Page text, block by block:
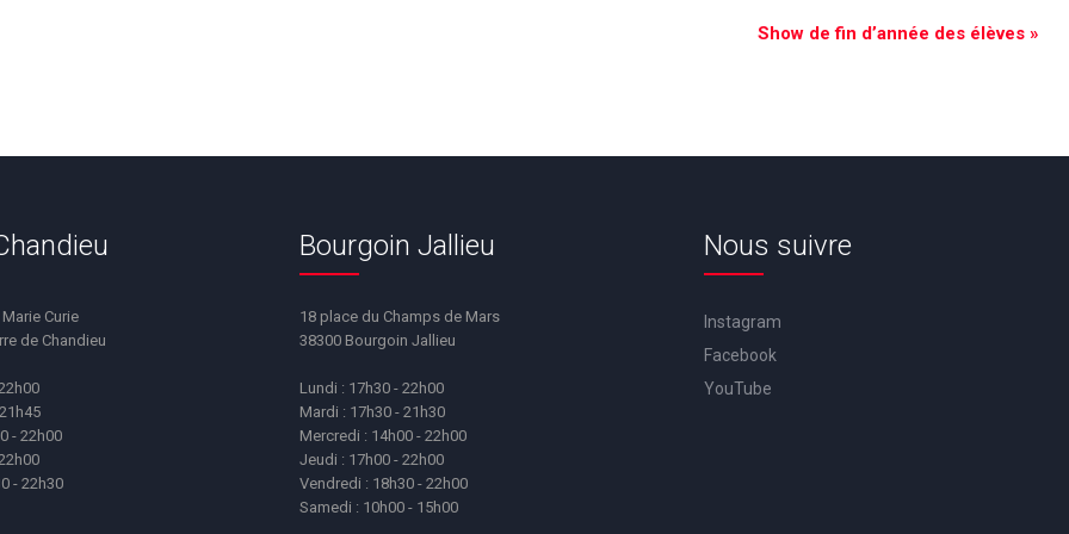
Show de fin d’année des élèves »
Curie
de Chandieu
- 22h00
- 22h30
Bourgoin Jallieu
18 place du Champs de Mars
38300 Bourgoin Jallieu
Lundi : 17h30 - 22h00
Mardi : 17h30 - 21h30
Mercredi : 14h00 - 22h00
Jeudi : 17h00 - 22h00
Vendredi : 18h30 - 22h00
Samedi : 10h00 - 15h00
Nous suivre
Instagram
Facebook
YouTube